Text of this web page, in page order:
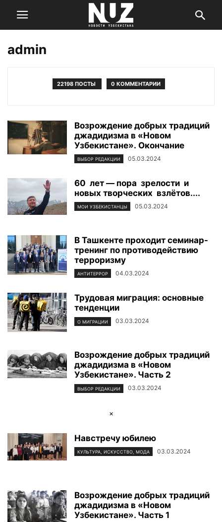
admin
22198 ПОСТЫ 0 КОММЕНТАРИИ
Возрождение добрых традиций
джадидизма в «Новом
Узбекистане». Окончание
ВЫБОР РЕДАКЦИИ 05.03.2024
60 лет — пора зрелости и
новых творческих взлётов....
МОИ УЗБЕКИСТАНЦЫ 05.03.2024
В Ташкенте проходит семинар-
тренинг по противодействию
терроризму
АНТИТЕРРОР 04.03.2024
Трудовая миграция: основные
тенденции
О МИГРАЦИИ 03.03.2024
Возрождение добрых традиций
джадидизма в «Новом
Узбекистане». Часть 2
ВЫБОР РЕДАКЦИИ 03.03.2024
×
Навстречу юбилею
КУЛЬТУРА, ИСКУССТВО, МОДА 03.03.2024
Возрождение добрых традиций
джадидизма в «Новом
Узбекистане». Часть 1